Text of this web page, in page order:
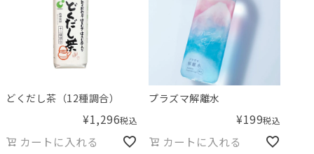
どくだし茶（12種調合）
¥1,296税込
カートに入れる
プラズマ解離水
¥199税込
カートに入れる